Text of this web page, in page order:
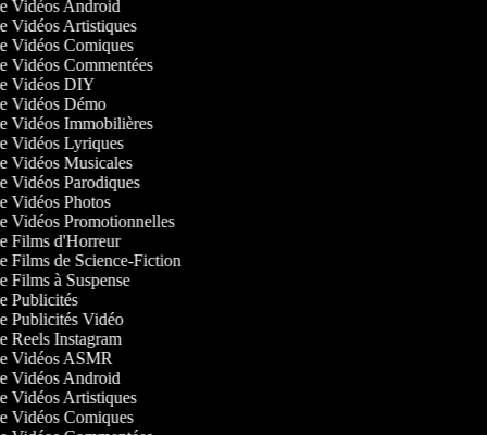
Vidéos Android
Vidéos Artistiques
Vidéos Comiques
Vidéos Commentées
Vidéos DIY
Vidéos Démo
Vidéos Immobilières
Vidéos Lyriques
Vidéos Musicales
Vidéos Parodiques
Vidéos Photos
Vidéos Promotionnelles
Films d'Horreur
Films de Science-Fiction
Films à Suspense
Publicités
Publicités Vidéo
Reels Instagram
Vidéos ASMR
Vidéos Android
Vidéos Artistiques
Vidéos Comiques